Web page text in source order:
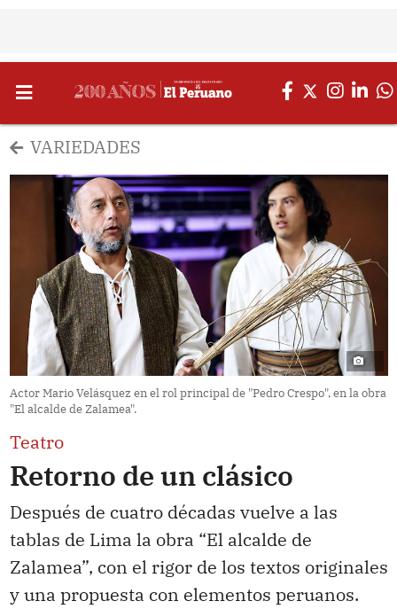
VARIEDADES
Actor Mario Velásquez en el rol principal de "Pedro Crespo", en la obra
"El alcalde de Zalamea".
Teatro
Retorno de un clásico
Después de cuatro décadas vuelve a las
tablas de Lima la obra “El alcalde de
Zalamea”, con el rigor de los textos originales
y una propuesta con elementos peruanos.